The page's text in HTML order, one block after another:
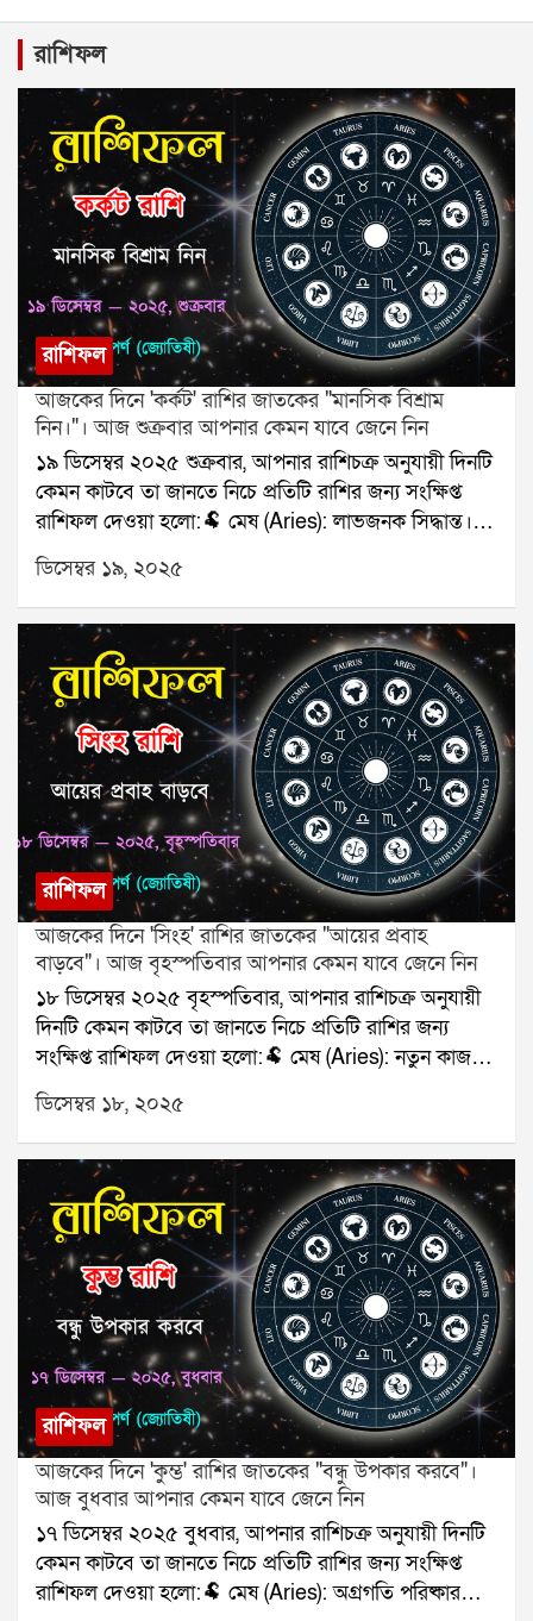
রাশিফল
রাশিফল
আজকের দিনে 'কর্কট' রাশির জাতকের "মানসিক বিশ্রাম
নিন।"। আজ শুক্রবার আপনার কেমন যাবে জেনে নিন
১৯ ডিসেম্বর ২০২৫ শুক্রবার, আপনার রাশিচক্র অনুযায়ী দিনটি
কেমন কাটবে তা জানতে নিচে প্রতিটি রাশির জন্য সংক্ষিপ্ত
রাশিফল দেওয়া হলো:🐏 মেষ (Aries): লাভজনক সিদ্ধান্ত।🐂
বৃষ (Taurus): পরিবারের মেলামেশা।👥 মিথুন (Gemini):
ব্যস্ততা বাড়বে।🦀 কর্কট (Cancer): মানসিক বিশ্রাম নিন।🦁
সিংহ (Leo): বাড়তি আয়।🌾 কন্যা (Virgo): সম্পর্ক খুশির।⚖️
তুলা (Libra): ট্রাভেল প্ল্যান স্থির।🦂 বৃশ্চিক (Scorpio): পাওনা
পাওয়া।🏹 ধনু (Sagittarius): কাজের সাফল্য।🐐 মকর
(Capricorn): কথায় সতর্কতা।🌊 কুম্ভ (Aquarius): সাহায্য
পাবেন।🐟 মীন (Pisces): কাগজপত্রে সুবিধা।যে কোনও
সমস্যার স্থায়ী সমাধানের জন্য যোগাযোগ করুনঃ শ্রী সূপর্ণ
(জ্যোতিষী)যোগাযোগঃ ৯৮৩০০৬৫২৪০, ওয়েবসাইটঃ
www.srisuparna.com
ডিসেম্বর ১৯, ২০২৫
রাশিফল
আজকের দিনে 'সিংহ' রাশির জাতকের "আয়ের প্রবাহ
বাড়বে"। আজ বৃহস্পতিবার আপনার কেমন যাবে জেনে নিন
১৮ ডিসেম্বর ২০২৫ বৃহস্পতিবার, আপনার রাশিচক্র অনুযায়ী
দিনটি কেমন কাটবে তা জানতে নিচে প্রতিটি রাশির জন্য
সংক্ষিপ্ত রাশিফল দেওয়া হলো:🐏 মেষ (Aries): নতুন কাজ
শুরু।🐂 বৃষ (Taurus): পরিবারে সুখবর।👥 মিথুন
(Gemini): মিটিং শুভ।🦀 কর্কট (Cancer): স্বাস্থ্যে নজর দিন।
🦁 সিংহ (Leo): আয়ের প্রবাহ বাড়বে।🌾 কন্যা (Virgo): প্রেম
মধুর।⚖️ তুলা (Libra): যাত্রার ভাবনা।🦂 বৃশ্চিক (Scorpio):
টাকার লেনদেন সফল।🏹 ধনু (Sagittarius): অগ্রগতি স্থির।
🐐 মকর (Capricorn): ভুল বোঝাবুঝি কমবে।🌊 কুম্ভ
(Aquarius): বন্ধুর সঙ্গে সময় কাটবে।🐟 মীন (Pisces):
নথি সংক্রান্ত কাজ সফল।যে কোনও সমস্যার স্থায়ী সমাধানের
জন্য যোগাযোগ করুনঃ শ্রী সূপর্ণ (জ্যোতিষী)যোগাযোগঃ
৯৮৩০০৬৫২৪০, ওয়েবসাইটঃ www.srisuparna.com
ডিসেম্বর ১৮, ২০২৫
রাশিফল
আজকের দিনে 'কুম্ভ' রাশির জাতকের "বন্ধু উপকার করবে"।
আজ বুধবার আপনার কেমন যাবে জেনে নিন
১৭ ডিসেম্বর ২০২৫ বুধবার, আপনার রাশিচক্র অনুযায়ী দিনটি
কেমন কাটবে তা জানতে নিচে প্রতিটি রাশির জন্য সংক্ষিপ্ত
রাশিফল দেওয়া হলো:🐏 মেষ (Aries): অগ্রগতি পরিষ্কার